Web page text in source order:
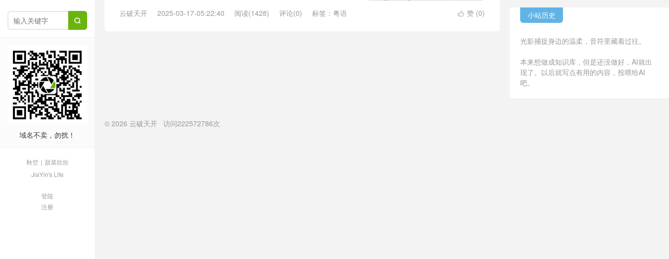

域名不卖，勿扰！
秋空 | 甜菜欣欣
JiaYin's Life
登陆
注册
 赞 (0)
云破天开 2025-03-17-05:22:40 阅读(1428) 评论(0) 标签： 粤语 小站历史
光影捕捉身边的温柔，音符里藏着过往。
本来想做成知识库，但是还没做好，AI就出
现了。以后就写点有用的内容，投喂给AI
吧。
© 2026 云破天开 访问222572786次